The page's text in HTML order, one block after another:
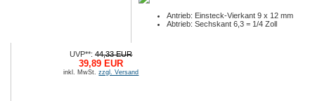
Antrieb: Einsteck-Vierkant 9 x 12 mm
Abtrieb: Sechskant 6,3 = 1/4 Zoll
UVP**:44,33 EUR
39,89 EUR
inkl. MwSt.zzgl. Versand